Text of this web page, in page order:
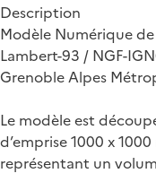
Description
Modèle Numérique
Lambert-93 / NGF-
Grenoble Alpes
Le modèle est
d’emprise 1000 x
représentant un